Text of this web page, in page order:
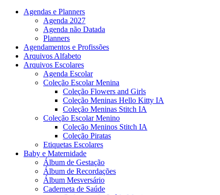
Agendas e Planners
Agenda 2027
Agenda não Datada
Planners
Agendamentos e Profissões
Arquivos Alfabeto
Arquivos Escolares
Agenda Escolar
Coleção Escolar Menina
Coleção Flowers and Girls
Coleção Meninas Hello Kitty IA
Coleção Meninas Stitch IA
Coleção Escolar Menino
Coleção Meninos Stitch IA
Coleção Piratas
Etiquetas Escolares
Baby e Maternidade
Álbum de Gestação
Álbum de Recordações
Álbum Mesversário
Caderneta de Saúde